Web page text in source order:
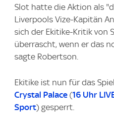
Slot hatte die Aktion als
Liverpools Vize-Kapitän
sich der Ekitike-Kritik von
überrascht, wenn er das
sagte Robertson.
Ekitike ist nun für das
Crystal Palace (16 Uhr
Sport) gesperrt.